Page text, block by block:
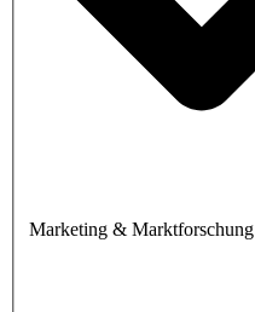
Marketing & Marktforschung